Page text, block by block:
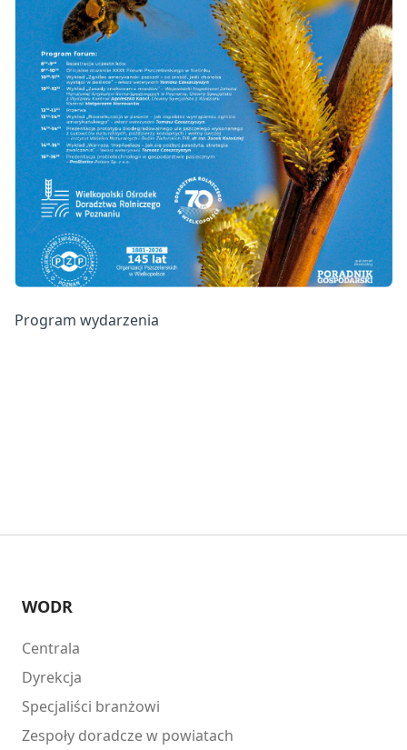
Program wydarzenia
WODR
Centrala
Dyrekcja
Specjaliści branżowi
Zespoły doradcze w powiatach